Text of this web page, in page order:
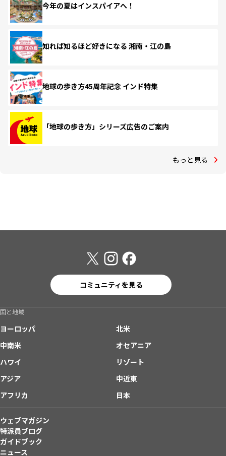
今年の夏はインスパイアへ！
知れば知るほど好きになる 湘南・江の島
地球の歩き方45周年記念 インド特集
「地球の歩き方」シリーズ広告のご案内
もっと見る
コミュニティを見る
国と地域
ヨーロッパ
北米
中南米
オセアニア
ハワイ
リゾート
アジア
中近東
アフリカ
日本
ウェブマガジン
特派員ブログ
ガイドブック
ニュース